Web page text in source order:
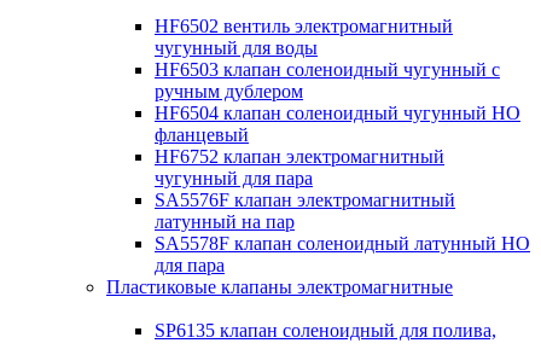
HF6502 вентиль электромагнитный
чугунный для воды
HF6503 клапан соленоидный чугунный с
ручным дублером
HF6504 клапан соленоидный чугунный НО
фланцевый
HF6752 клапан электромагнитный
чугунный для пара
SA5576F клапан электромагнитный
латунный на пар
SA5578F клапан соленоидный латунный НО
для пара
Пластиковые клапаны электромагнитные
SP6135 клапан соленоидный для полива,